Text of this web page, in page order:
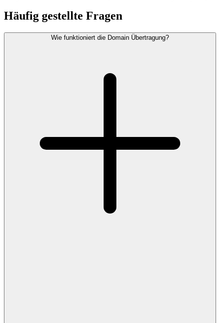
Häufig gestellte Fragen
Wie funktioniert die Domain Übertragung?